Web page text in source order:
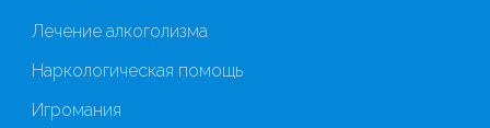
Лечение алкоголизма
Наркологическая помощь
Игромания